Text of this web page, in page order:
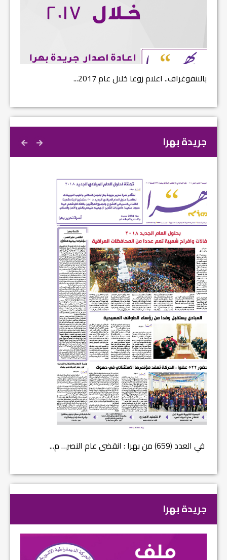
بالانفوغراف.. اعلام زوعا خلال عام 2017...
جريدة بهرا
في العدد (659) من بهرا : انقضى عام النصر… م...
جريدة بهرا